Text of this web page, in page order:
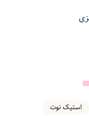
استیک نوت